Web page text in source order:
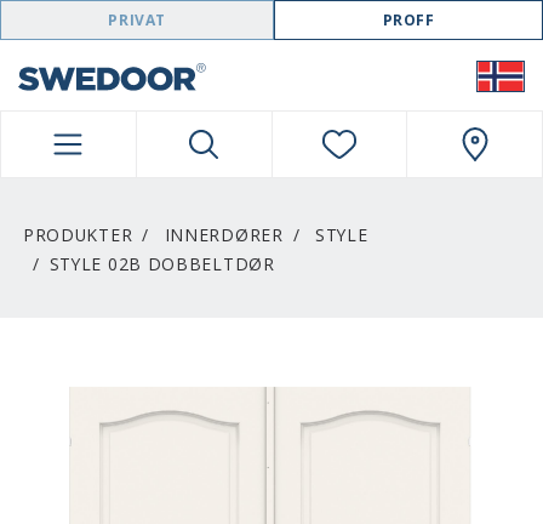
SWEDOOR NAVIGATION
PRIVAT PROFF
PRODUKTER INNERDØRER
STYLE
STYLE 02B DOBBELTDØR